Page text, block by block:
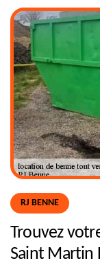
RJ BENNE
Trouvez
Saint Martin